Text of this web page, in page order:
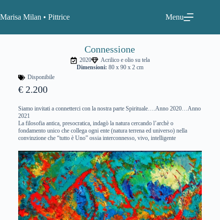
Marisa Milan • Pittrice Menu
Connessione
2020
Acrilico e olio su tela
Dimensioni: 80 x 90 x 2 cm
Disponibile
€ 2.200
Siamo invitati a connetterci con la nostra parte Spirituale….Anno 2020…Anno
2021
La filosofia antica, presocratica, indagò la natura cercando l’archè o
fondamento unico che collega ogni ente (natura terrena ed universo) nella
convinzione che “tutto è Uno” ossia interconnesso, vivo, intelligente